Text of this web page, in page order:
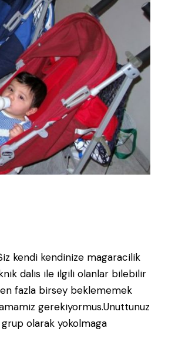
kendi kendinize magaracilik
dalis ile ilgili olanlar bilebilir
fazla birsey beklememek
gerekiyormus.Unuttunuz
olarak yokolmaga